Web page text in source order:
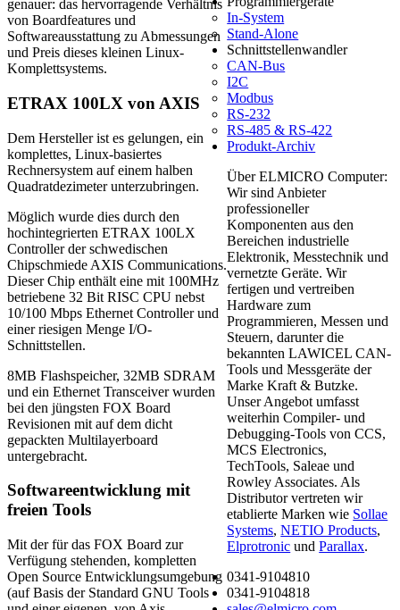
genauer: das hervorragende Verhältnis
von Boardfeatures und
Softwareausstattung zu Abmessungen
und Preis dieses kleinen Linux-
Komplettsystems.
ETRAX 100LX von AXIS
Dem Hersteller ist es gelungen, ein
komplettes, Linux-basiertes
Rechnersystem auf einem halben
Quadratdezimeter unterzubringen.
Möglich wurde dies durch den
hochintegrierten ETRAX 100LX
Controller der schwedischen
Chipschmiede AXIS Communications.
Dieser Chip enthält eine mit 100MHz
betriebene 32 Bit RISC CPU nebst
10/100 Mbps Ethernet Controller und
einer riesigen Menge I/O-
Schnittstellen.
8MB Flashspeicher, 32MB SDRAM
und ein Ethernet Transceiver wurden
bei den jüngsten FOX Board
Revisionen mit auf dem dicht
gepackten Multilayerboard
untergebracht.
Softwareentwicklung mit
freien Tools
Mit der für das FOX Board zur
Verfügung stehenden, kompletten
Open Source Entwicklungsumgebung
(auf Basis der Standard GNU Tools
In-System
Stand-Alone
Schnittstellenwandler
CAN-Bus
I2C
Modbus
RS-232
RS-485 & RS-422
Produkt-Archiv
Über ELMICRO Computer:
Wir sind Anbieter
professioneller
Komponenten aus den
Bereichen industrielle
Elektronik, Messtechnik und
vernetzte Geräte. Wir
fertigen und vertreiben
Hardware zum
Programmieren, Messen und
Steuern, darunter die
bekannten LAWICEL CAN-
Tools und Messgeräte der
Marke Kraft & Butzke.
Unser Angebot umfasst
weiterhin Compiler- und
Debugging-Tools von CCS,
MCS Electronics,
TechTools, Saleae und
Rowley Associates. Als
Distributor vertreten wir
etablierte Marken wie Sollae
Systems,NETIO Products,
Elprotronic undParallax.
0341-9104810
0341-9104818